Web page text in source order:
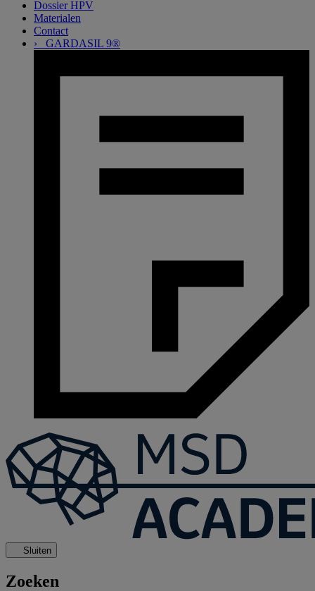
Dossier HPV
Materialen
Contact
› GARDASIL 9®
Sluiten
Zoeken